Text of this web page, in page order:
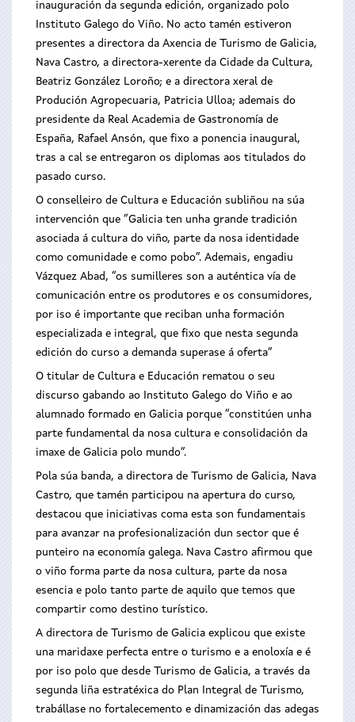
inauguración da segunda edición, organizado polo
Instituto Galego do Viño. No acto tamén estiveron
presentes a directora da Axencia de Turismo de Galicia,
Nava Castro, a directora-xerente da Cidade da Cultura,
Beatriz González Loroño; e a directora xeral de
Produción Agropecuaria, Patricia Ulloa; ademais do
presidente da Real Academia de Gastronomía de
España, Rafael Ansón, que fixo a ponencia inaugural,
tras a cal se entregaron os diplomas aos titulados do
pasado curso.
O conselleiro de Cultura e Educación subliñou na súa
intervención que “Galicia ten unha grande tradición
asociada á cultura do viño, parte da nosa identidade
como comunidade e como pobo”. Ademais, engadiu
Vázquez Abad, “os sumilleres son a auténtica vía de
comunicación entre os produtores e os consumidores,
por iso é importante que reciban unha formación
especializada e integral, que fixo que nesta segunda
edición do curso a demanda superase á oferta”
O titular de Cultura e Educación rematou o seu
discurso gabando ao Instituto Galego do Viño e ao
alumnado formado en Galicia porque “constitúen unha
parte fundamental da nosa cultura e consolidación da
imaxe de Galicia polo mundo”.
Pola súa banda, a directora de Turismo de Galicia, Nava
Castro, que tamén participou na apertura do curso,
destacou que iniciativas coma esta son fundamentais
para avanzar na profesionalización dun sector que é
punteiro na economía galega. Nava Castro afirmou que
o viño forma parte da nosa cultura, parte da nosa
esencia e polo tanto parte de aquilo que temos que
compartir como destino turístico.
A directora de Turismo de Galicia explicou que existe
una maridaxe perfecta entre o turismo e a enoloxía e é
por iso polo que desde Turismo de Galicia, a través da
segunda liña estratéxica do Plan Integral de Turismo,
trabállase no fortalecemento e dinamización das adegas